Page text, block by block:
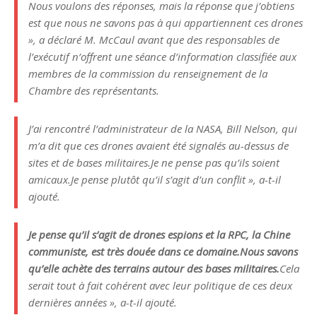
Nous voulons des réponses, mais la réponse que j’obtiens
est que nous ne savons pas à qui appartiennent ces drones
», a déclaré M. McCaul avant que des responsables de
l’exécutif n’offrent une séance d’information classifiée aux
membres de la commission du renseignement de la
Chambre des représentants.
J’ai rencontré l’administrateur de la NASA, Bill Nelson, qui
m’a dit que ces drones avaient été signalés au-dessus de
sites et de bases militaires.Je ne pense pas qu’ils soient
amicaux.Je pense plutôt qu’il s’agit d’un conflit », a-t-il
ajouté.
Je pense qu’il s’agit de drones espions et la RPC, la Chine
communiste, est très douée dans ce domaine.Nous savons
qu’elle achète des terrains autour des bases militaires.Cela
serait tout à fait cohérent avec leur politique de ces deux
dernières années », a-t-il ajouté.